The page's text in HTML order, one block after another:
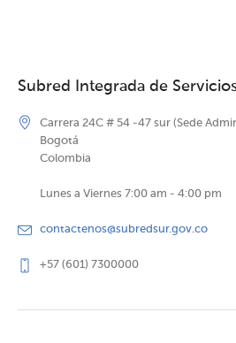
Subred Integrada de
Carrera 24C # 54 -47 sur (Sede
Bogotá
Colombia
Lunes a Viernes 7:00 am - 4:00 pm
contactenos@subredsur.gov.co
+57 (601) 7300000